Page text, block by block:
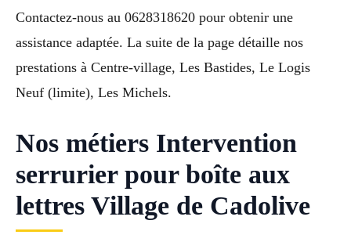
Contactez-nous au 0628318620 pour obtenir une
assistance adaptée. La suite de la page détaille nos
prestations à Centre-village, Les Bastides, Le Logis
Neuf (limite), Les Michels.
Nos métiers Intervention
serrurier pour boîte aux
lettres Village de Cadolive